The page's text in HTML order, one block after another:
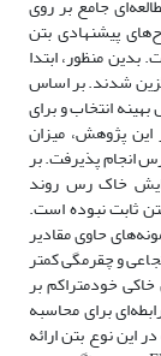
جامع بر روی
پیشنهادی بتن
منظور، ابتدا
جایگزین شدند. بر اساس
انتخاب و برای
پژوهش، میزان
50، 60، 70، 80 و 100% خاک رس انجام پذیرفت. بر
خاک رس روند
ثابت نبوده است.
حاوی مقادیر
و چقرمگی کمتر
خودمتراکم بر
برای محاسبه
این نوع بتن ارائه